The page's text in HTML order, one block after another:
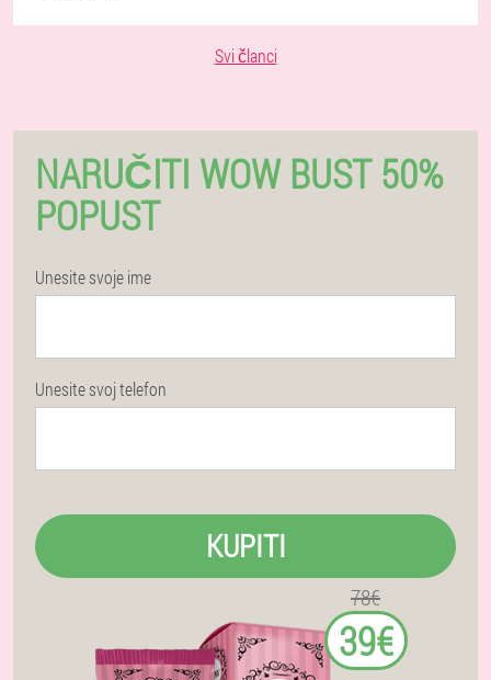
Svi članci
NARUČITI WOW BUST 50%
POPUST
Unesite svoje ime
Unesite svoj telefon
KUPITI
78€
39€